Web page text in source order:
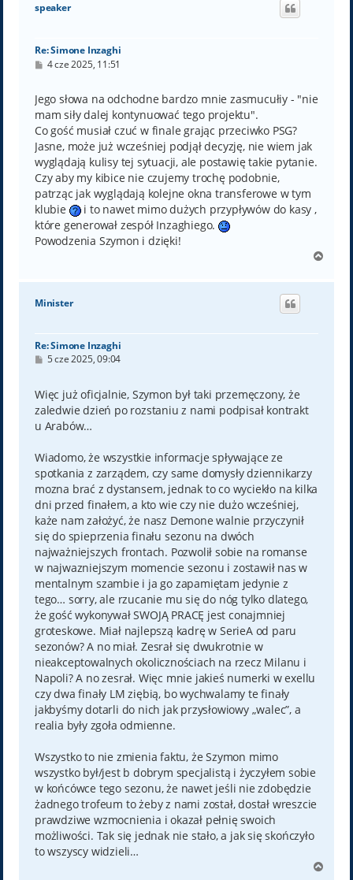
speaker
Re: Simone Inzaghi
P
t
4 cze 2025, 11:51
Jego słowa na odchodne bardzo mnie zasmucułiy - "nie
mam siły dalej kontynuować tego projektu".
Co gość musiał czuć w finale grając przeciwko PSG?
Jasne, może już wcześniej podjął decyzję, nie wiem jak
wyglądają kulisy tej sytuacji, ale postawię takie pytanie.
Czy aby my kibice nie czujemy trochę podobnie,
patrząc jak wyglądają kolejne okna transferowe w tym
klubie
i to nawet mimo dużych przypływów do kasy ,
które generował zespół Inzaghiego.
Powodzenia Szymon i dzięki!
g
Minister
Re: Simone Inzaghi
P
t
5 cze 2025, 09:04
Więc już oficjalnie, Szymon był taki przemęczony, że
zaledwie dzień po rozstaniu z nami podpisał kontrakt
u Arabów…
Wiadomo, że wszystkie informacje spływające ze
spotkania z zarządem, czy same domysły dziennikarzy
mozna brać z dystansem, jednak to co wyciekło na kilka
dni przed finałem, a kto wie czy nie dużo wcześniej,
każe nam założyć, że nasz Demone walnie przyczynił
się do spieprzenia finału sezonu na dwóch
najważniejszych frontach. Pozwolił sobie na romanse
w najwazniejszym momencie sezonu i zostawił nas w
mentalnym szambie i ja go zapamiętam jedynie z
tego… sorry, ale rzucanie mu się do nóg tylko dlatego,
że gość wykonywał SWOJĄ PRACĘ jest conajmniej
groteskowe. Miał najlepszą kadrę w SerieA od paru
sezonów? A no miał. Zesrał się dwukrotnie w
nieakceptowalnych okolicznościach na rzecz Milanu i
Napoli? A no zesrał. Więc mnie jakieś numerki w exellu
czy dwa finały LM ziębią, bo wychwalamy te finały
jakbyśmy dotarli do nich jak przysłowiowy „walec”, a
realia były zgoła odmienne.
Wszystko to nie zmienia faktu, że Szymon mimo
wszystko był/jest b dobrym specjalistą i życzyłem sobie
w końcówce tego sezonu, że nawet jeśli nie zdobędzie
żadnego trofeum to żeby z nami został, dostał wreszcie
prawdziwe wzmocnienia i okazał pełnię swoich
możliwości. Tak się jednak nie stało, a jak się skończyło
to wszyscy widzieli…